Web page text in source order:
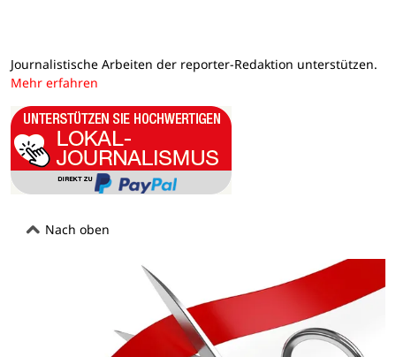
Journalistische Arbeiten der reporter-Redaktion unterstützen.
Mehr erfahren
Nach oben